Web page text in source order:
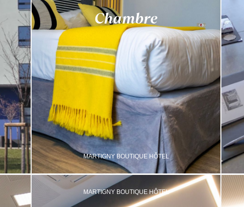
Chambre
MARTIGNY BOUTIQUE HÔTEL
MARTIGNY BOUTIQUE HÔTEL